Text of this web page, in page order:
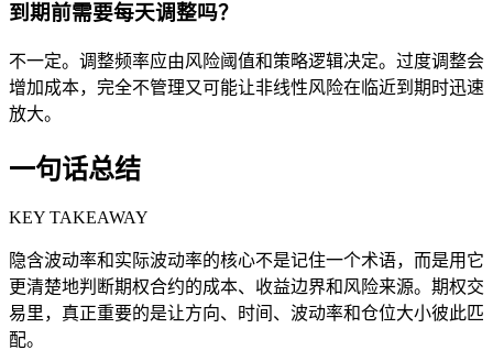
到期前需要每天调整吗？
不一定。调整频率应由风险阈值和策略逻辑决定。过度调整会
增加成本，完全不管理又可能让非线性风险在临近到期时迅速
放大。
一句话总结
KEY TAKEAWAY
隐含波动率和实际波动率的核心不是记住一个术语，而是用它
更清楚地判断期权合约的成本、收益边界和风险来源。期权交
易里，真正重要的是让方向、时间、波动率和仓位大小彼此匹
配。